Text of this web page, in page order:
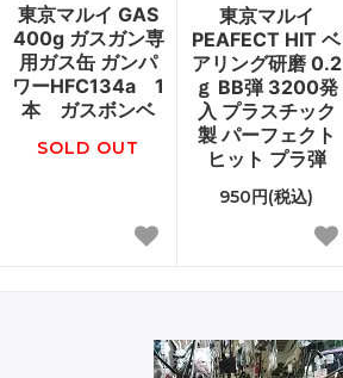
東京マルイ GAS
400g ガスガン専
用ガス缶 ガンパ
ワーHFC134a 1
本 ガスボンベ
SOLD OUT
東京マルイ
PEAFECT HIT ベ
アリング研磨 0.2
ｇ BB弾 3200発
入 プラスチック
製 パーフェクト
ヒット プラ弾
950円(税込)